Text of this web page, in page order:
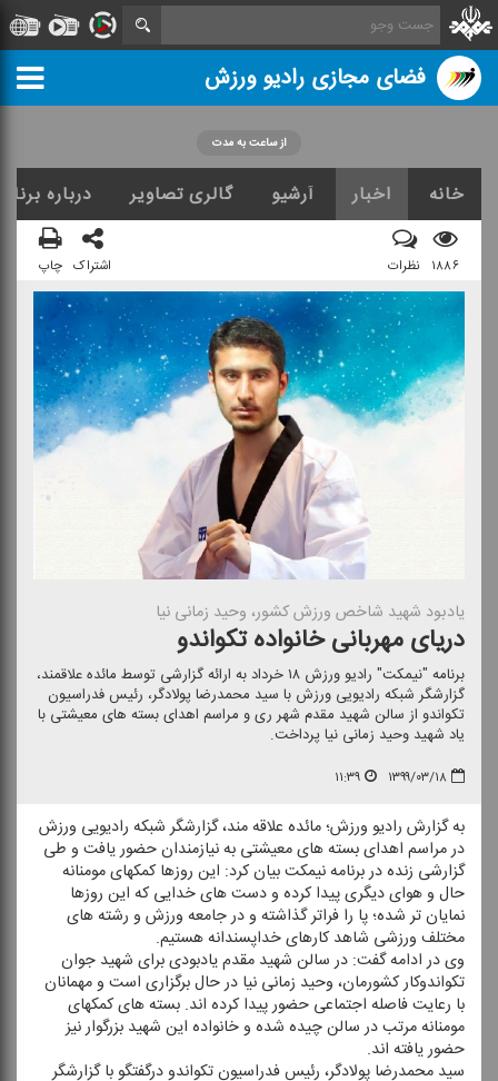
فضای مجازی رادیو ورزش
از ساعت به مدت
خانه اخبار آرشیو گالری تصاویر درباره
۱۸۸۶ نظرات اشتراک چاپ
یادبود شهید شاخص ورزش كشور، وحید زمانی نیا
دریای مهربانی خانواده تكواندو
برنامه "نیمكت" رادیو ورزش ۱۸ خرداد به ارائه گزارشی توسط مائده علاقمند،
گزارشگر شبكه رادیویی ورزش با سید محمدرضا پولادگر، رئیس فدراسیون
تكواندو از سالن شهید مقدم شهر ری و مراسم اهدای بسته های معیشتی با
یاد شهید وحید زمانی نیا پرداخت.
۱۳۹۹/۰۳/۱۸ ۱۱:۳۹
به گزارش رادیو ورزش؛ مائده علاقه مند، گزارشگر شبكه رادیویی ورزش
در مراسم اهدای بسته های معیشتی به نیازمندان حضور یافت و طی
گزارشی زنده در برنامه نیمكت بیان كرد: این روزها كمكهای مومنانه
حال و هوای دیگری پیدا كرده و دست های خدایی كه این روزها
نمایان تر شده؛ پا را فراتر گذاشته و در جامعه ورزش و رشته های
مختلف ورزشی شاهد كارهای خداپسندانه هستیم.
وی در ادامه گفت: در سالن شهید مقدم یادبودی برای شهید جوان
تكواندوكار كشورمان، وحید زمانی نیا در حال برگزاری است و مهمانان
با رعایت فاصله اجتماعی حضور پیدا كرده اند. بسته های كمكهای
مومنانه مرتب در سالن چیده شده و خانواده این شهید بزرگوار نیز
حضور یافته اند.
سید محمدرضا پولادگر، رئیس فدراسیون تكواندو درگفتگو با گزارشگر